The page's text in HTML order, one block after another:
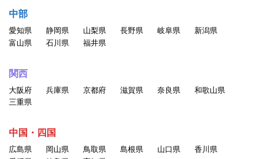
・自分以外の人物を名乗ったり、代理権がないにもかかわらず
会社などの組織を名乗ったり、または他の人 物や組織と提
携、協力関係にあると偽ったりする行為。
・当サービスに関わる記載について、無断でそのコピー、複
製、アップロード、掲示、伝送、配布等をする行為
・同じアカウントを複数人で利用する行為
・その他公序良俗、一般常識に反する行為、当社が不適切と判
断した行為
中部
愛知県 静岡県 山梨県 長野県 岐阜県
新潟県
富山県
石川県 福井県
関西
大阪府 兵庫県 京都府 滋賀県 奈良県
和歌山県
三重県
中国・四国
広島県 岡山県 鳥取県 島根県 山口県
香川県